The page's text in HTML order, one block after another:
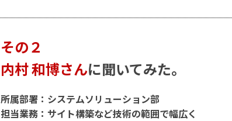
その２
内村 和博さんに聞いてみた。
所属部署：システムソリューション部
担当業務：サイト構築など技術の範囲で幅広く